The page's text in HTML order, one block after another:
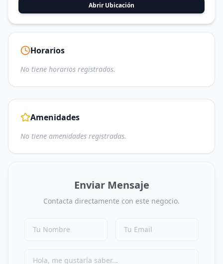
Abrir Ubicación
Horarios
No tiene horarios registrados.
Amenidades
No tiene amenidades registradas.
Enviar Mensaje
Contacta directamente con este negocio.